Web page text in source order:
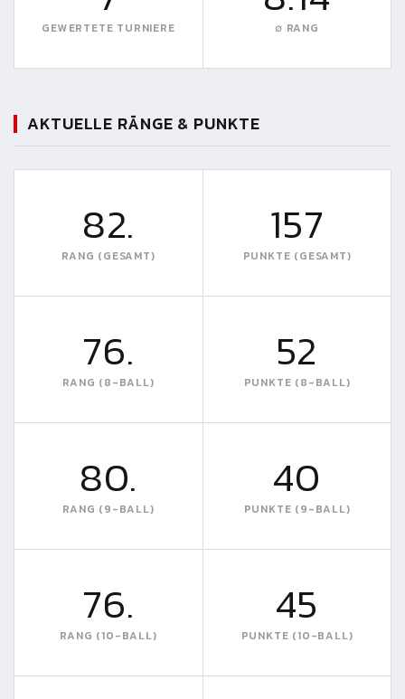
GEWERTETE TURNIERE ∅ RANG
AKTUELLE RÄNGE & PUNKTE
82.
RANG (GESAMT)
157
PUNKTE (GESAMT)
76.
RANG (8-BALL)
52
PUNKTE (8-BALL)
80.
RANG (9-BALL)
40
PUNKTE (9-BALL)
76.
RANG (10-BALL)
45
PUNKTE (10-BALL)